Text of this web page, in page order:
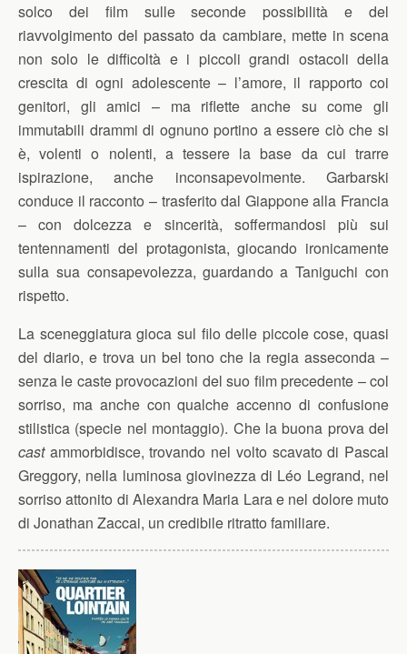
solco dei film sulle seconde possibilità e del
riavvolgimento del passato da cambiare, mette in scena
non solo le difficoltà e i piccoli grandi ostacoli della
crescita di ogni adolescente – l’amore, il rapporto coi
genitori, gli amici – ma riflette anche su come gli
immutabili drammi di ognuno portino a essere ciò che si
è, volenti o nolenti, a tessere la base da cui trarre
ispirazione, anche inconsapevolmente. Garbarski
conduce il racconto – trasferito dal Giappone alla Francia
– con dolcezza e sincerità, soffermandosi più sui
tentennamenti del protagonista, giocando ironicamente
sulla sua consapevolezza, guardando a Taniguchi con
rispetto.
La sceneggiatura gioca sul filo delle piccole cose, quasi
del diario, e trova un bel tono che la regia asseconda –
senza le caste provocazioni del suo film precedente – col
sorriso, ma anche con qualche accenno di confusione
stilistica (specie nel montaggio). Che la buona prova del
castammorbidisce, trovando nel volto scavato di Pascal
Greggory, nella luminosa giovinezza di Léo Legrand, nel
sorriso attonito di Alexandra Maria Lara e nel dolore muto
di Jonathan Zaccai, un credibile ritratto familiare.